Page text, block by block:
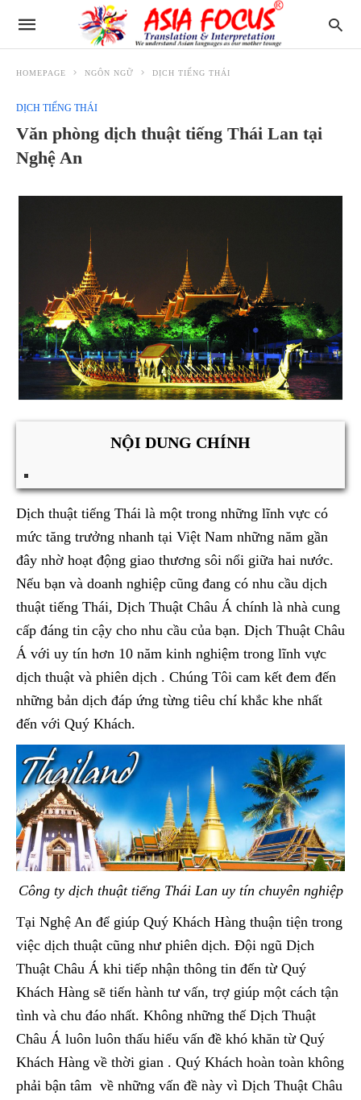
HOMEPAGE NGÔN NGỮ DỊCH TIẾNG THÁI
DỊCH TIẾNG THÁI
Văn phòng dịch thuật tiếng Thái Lan tại
Nghệ An
NỘI DUNG CHÍNH
Dịch thuật tiếng Thái là một trong những lĩnh vực có
mức tăng trưởng nhanh tại Việt Nam những năm gần
đây nhờ hoạt động giao thương sôi nổi giữa hai nước.
Nếu bạn và doanh nghiệp cũng đang có nhu cầu dịch
thuật tiếng Thái, Dịch Thuật Châu Á chính là nhà cung
cấp đáng tin cậy cho nhu cầu của bạn. Dịch Thuật Châu
Á với uy tín hơn 10 năm kinh nghiệm trong lĩnh vực
dịch thuật và phiên dịch . Chúng Tôi cam kết đem đến
những bản dịch đáp ứng từng tiêu chí khắc khe nhất
đến với Quý Khách.
Công ty dịch thuật tiếng Thái Lan uy tín chuyên nghiệp
Tại Nghệ An để giúp Quý Khách Hàng thuận tiện trong
việc dịch thuật cũng như phiên dịch. Đội ngũ Dịch
Thuật Châu Á khi tiếp nhận thông tin đến từ Quý
Khách Hàng sẽ tiến hành tư vấn, trợ giúp một cách tận
tình và chu đáo nhất. Không những thế Dịch Thuật
Châu Á luôn luôn thấu hiểu vấn đề khó khăn từ Quý
Khách Hàng về thời gian . Quý Khách hoàn toàn không
phải bận tâm về những vấn đề này vì Dịch Thuật Châu